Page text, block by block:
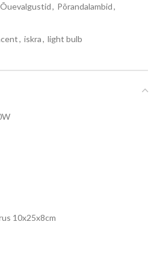
Õuevalgustid, Põrandalambid,
, iskra, light bulb
10x25x8cm